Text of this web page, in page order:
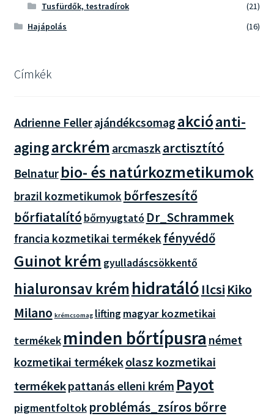
Tusfürdők, testradírok
(21)
Hajápolás
(16)
Címkék
Adrienne Fellerajándékcsomag akcióanti-
agingarckrém arcmaszkarctisztító
Belnatur bio- és natúrkozmetikumok
brazil kozmetikumok bőrfeszesítő
bőrfiatalító bőrnyugtató Dr_Schrammek
francia kozmetikai termékekfényvédő
Guinot krém gyulladáscsökkentő
hialuronsav krémhidratáló Ilcsi Kiko
Milano krémcsomag lifting magyar kozmetikai
termékek minden bőrtípusra német
kozmetikai termékekolasz kozmetikai
termékekpattanás elleni krém Payot
pigmentfoltok problémás_zsíros bőrre